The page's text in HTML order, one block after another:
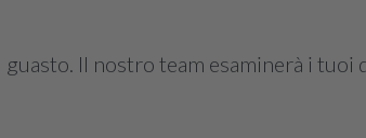
Il nostro team esaminerà i tuoi